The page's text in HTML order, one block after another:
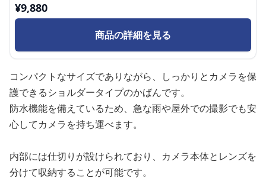
¥9,880
商品の詳細を見る
コンパクトなサイズでありながら、しっかりとカメラを保
護できるショルダータイプのかばんです。
防水機能を備えているため、急な雨や屋外での撮影でも安
心してカメラを持ち運べます。
内部には仕切りが設けられており、カメラ本体とレンズを
分けて収納することが可能です。